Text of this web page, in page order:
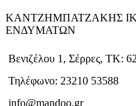
ΚΑΝΤΖΗΜΠΑΤΖΑΚΗΣ
ΕΝΔΥΜΑΤΩΝ
Βενιζέλου 1, Σέρρες, ΤΚ:
Τηλέφωνο: 23210 53588
info@mandoo.gr